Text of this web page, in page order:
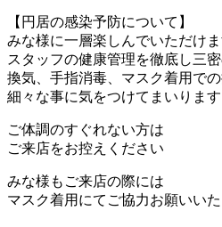
【円居の感染予防について】
みな様に一層楽しんでいただけま
スタッフの健康管理を徹底し三
換気、手指消毒、マスク着用で
細々な事に気をつけてまいります
ご体調のすぐれない方は
ご来店をお控えください
みな様もご来店の際には
マスク着用にてご協力お願いい